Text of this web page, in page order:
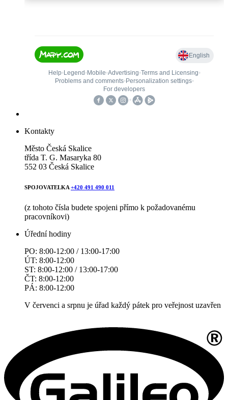
Kontakty
Město Česká Skalice
třída T. G. Masaryka 80
552 03 Česká Skalice
SPOJOVATELKA +420 491 490 011
(z tohoto čísla budete spojeni přímo k požadovanému
pracovníkovi)
Úřední hodiny
PO: 8:00-12:00 / 13:00-17:00
ÚT: 8:00-12:00
ST: 8:00-12:00 / 13:00-17:00
ČT: 8:00-12:00
PÁ: 8:00-12:00
V červenci a srpnu je úřad každý pátek pro veřejnost uzavřen